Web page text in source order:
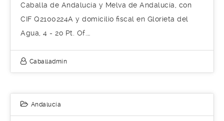
Caballa de Andalucía y Melva de Andalucía, con
CIF Q2100224A y domicilio ﬁscal en Glorieta del
Agua, 4 - 2o Pt. Of.…
Caballadmin
Andalucía